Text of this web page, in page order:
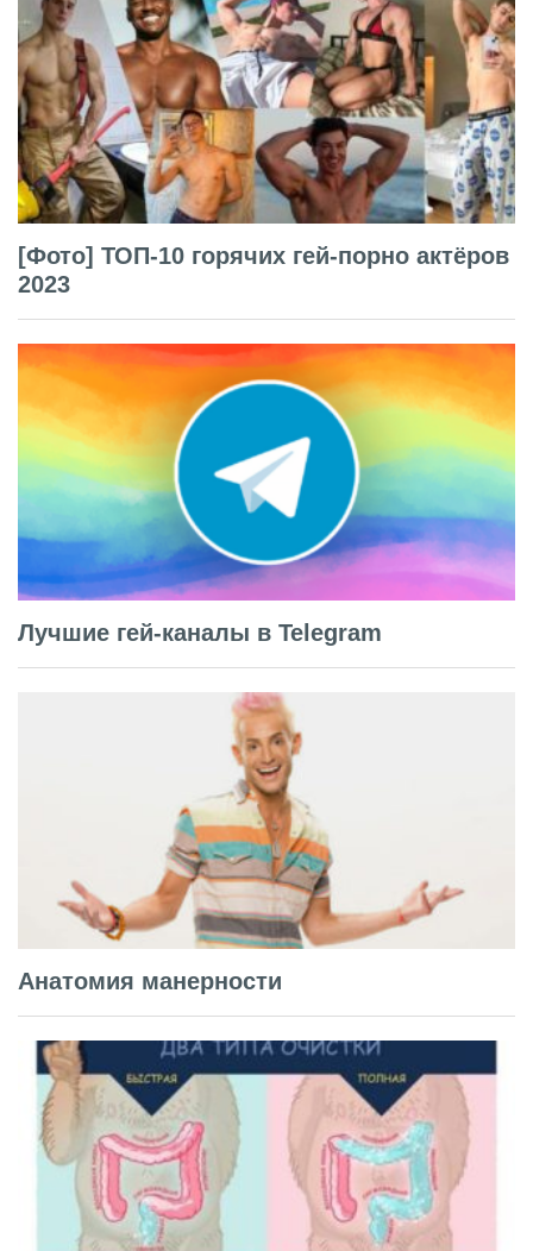
[Фото] ТОП-10 горячих гей-порно актёров
2023
Лучшие гей-каналы в Telegram
Анатомия манерности